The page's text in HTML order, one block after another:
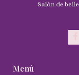
Salón de
Menú